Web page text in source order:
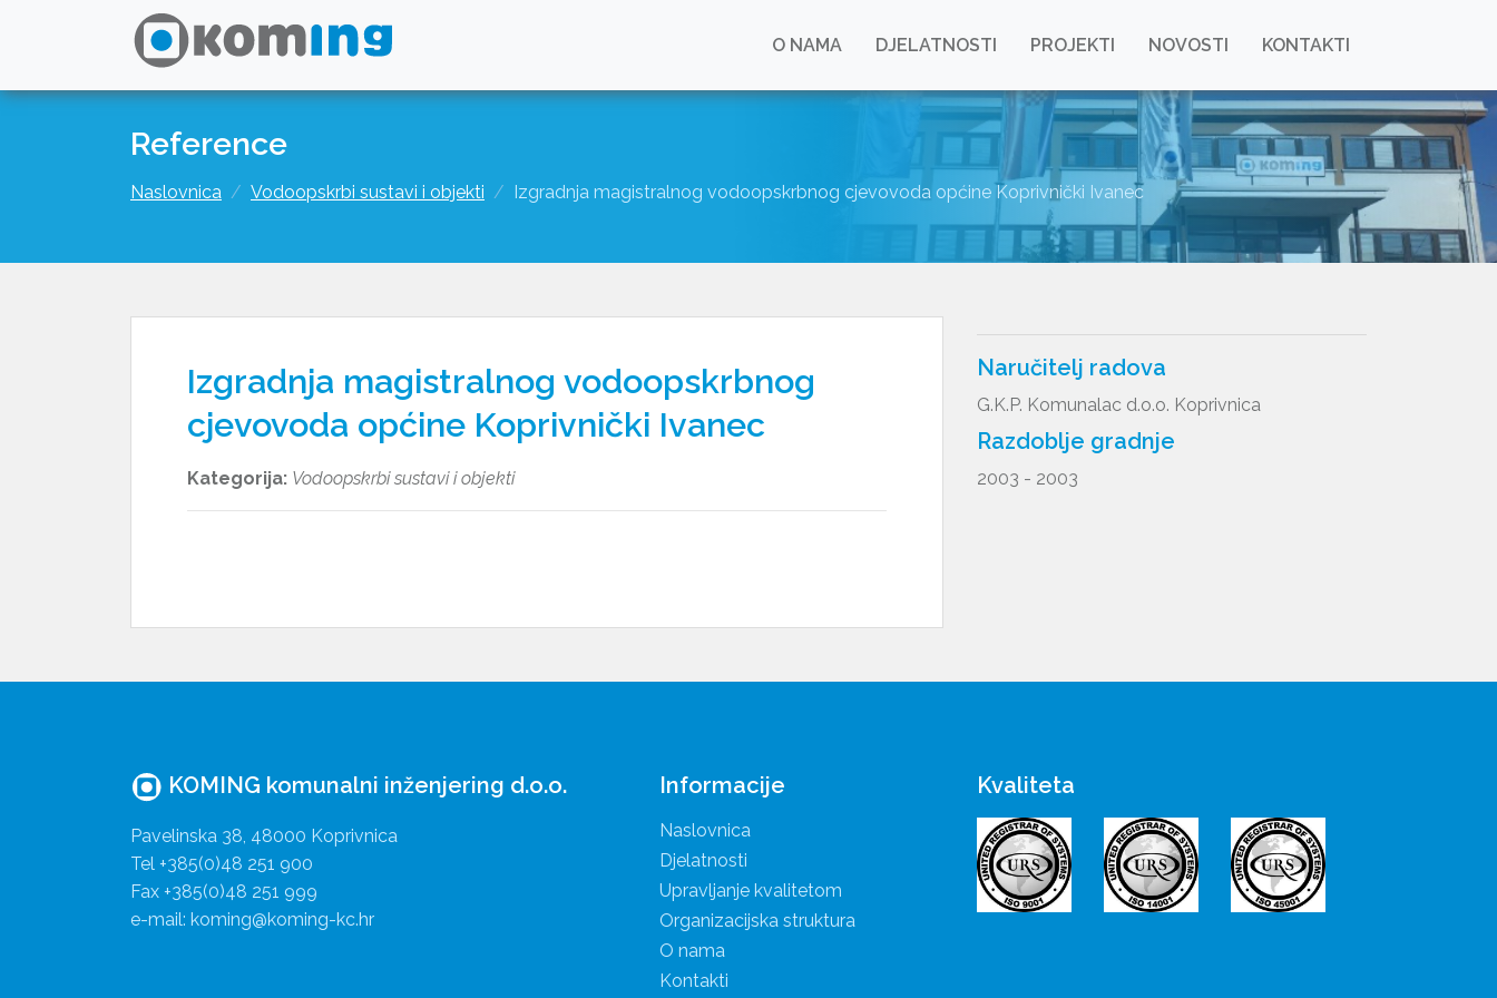
O NAMA DJELATNOSTI PROJEKTI NOVOSTI KONTAKTI
Reference
Naslovnica Vodoopskrbi sustavi i objekti Izgradnja magistralnog vodoopskrbnog cjevovoda općine Koprivnički Ivanec
Izgradnja magistralnog vodoopskrbnog
cjevovoda općine Koprivnički Ivanec
Kategorija: Vodoopskrbi sustavi i objekti
Naručitelj radova
G.K.P. Komunalac d.o.o. Koprivnica
Razdoblje gradnje
2003 - 2003
KOMING komunalni inženjering d.o.o.
Pavelinska 38, 48000 Koprivnica
Tel +385(0)48 251 900
Fax +385(0)48 251 999
e-mail: koming@koming-kc.hr
Informacije
Naslovnica
Djelatnosti
Upravljanje kvalitetom
Organizacijska struktura
O nama
Kontakti
Kvaliteta